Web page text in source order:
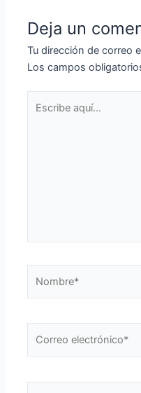
Deja un
Tu dirección de correo
Los campos
aquí...
electrónico*